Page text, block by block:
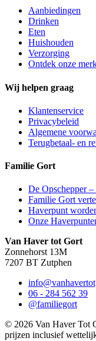
Aanbiedingen
Drinken
Eten
Huishouden
Verzorging
Ontdek onze
Wij helpen graag
Klantenservice
Privacybeleid
Algemene
Terugbetaal- en
Familie Gort
De Opschepper
Familie Gort
Haverpunt
Onze
Van Haver tot Gort
Zonnehorst 13M
7207 BT Zutphen
06 - 284 562 39
@familiegort
© 2026 Van Haver Tot
prijzen inclusief